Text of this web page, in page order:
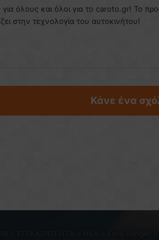
όλους και όλοι για το caroto.gr! Το
στην τεχνολογία του αυτοκινήτου!
Κάνε ένα